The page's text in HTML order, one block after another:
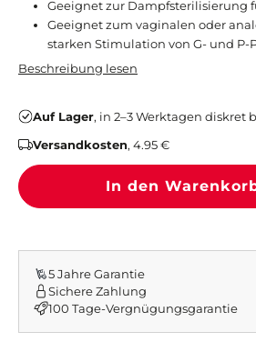
Geeignet zur Dampfsterilisierung
Geeignet zum vaginalen oder
starken Stimulation von G- und P-
Beschreibung lesen
Auf Lager, in 2–3 Werktagen diskret
Versandkosten, 4.95 €
In den